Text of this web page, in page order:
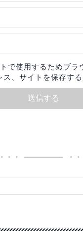
で使用するためブラ
、サイトを保存する